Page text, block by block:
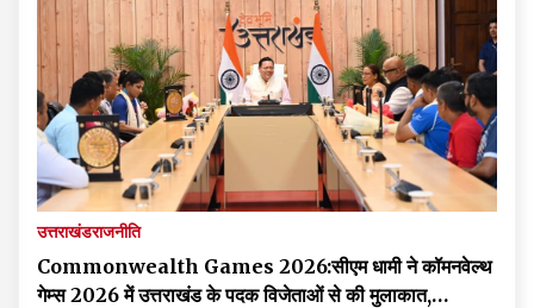
उत्तराखंडराजनीति
Commonwealth Games 2026:सीएम धामी ने कॉमनवेल्थ
गेम्स 2026 में उत्तराखंड के पदक विजेताओं से की मुलाकात,